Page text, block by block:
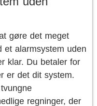
gøre det meget
et alarmsystem uden
klar. Du betaler for
er det dit system.
regninger, der